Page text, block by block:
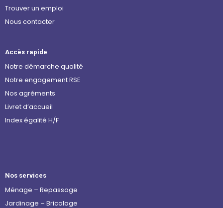
Trouver un emploi
Nous contacter
Accès rapide
Notre démarche qualité
Notre engagement RSE
Nos agréments
Livret d’accueil
Index égalité H/F
Nos services
Ménage – Repassage
Jardinage – Bricolage